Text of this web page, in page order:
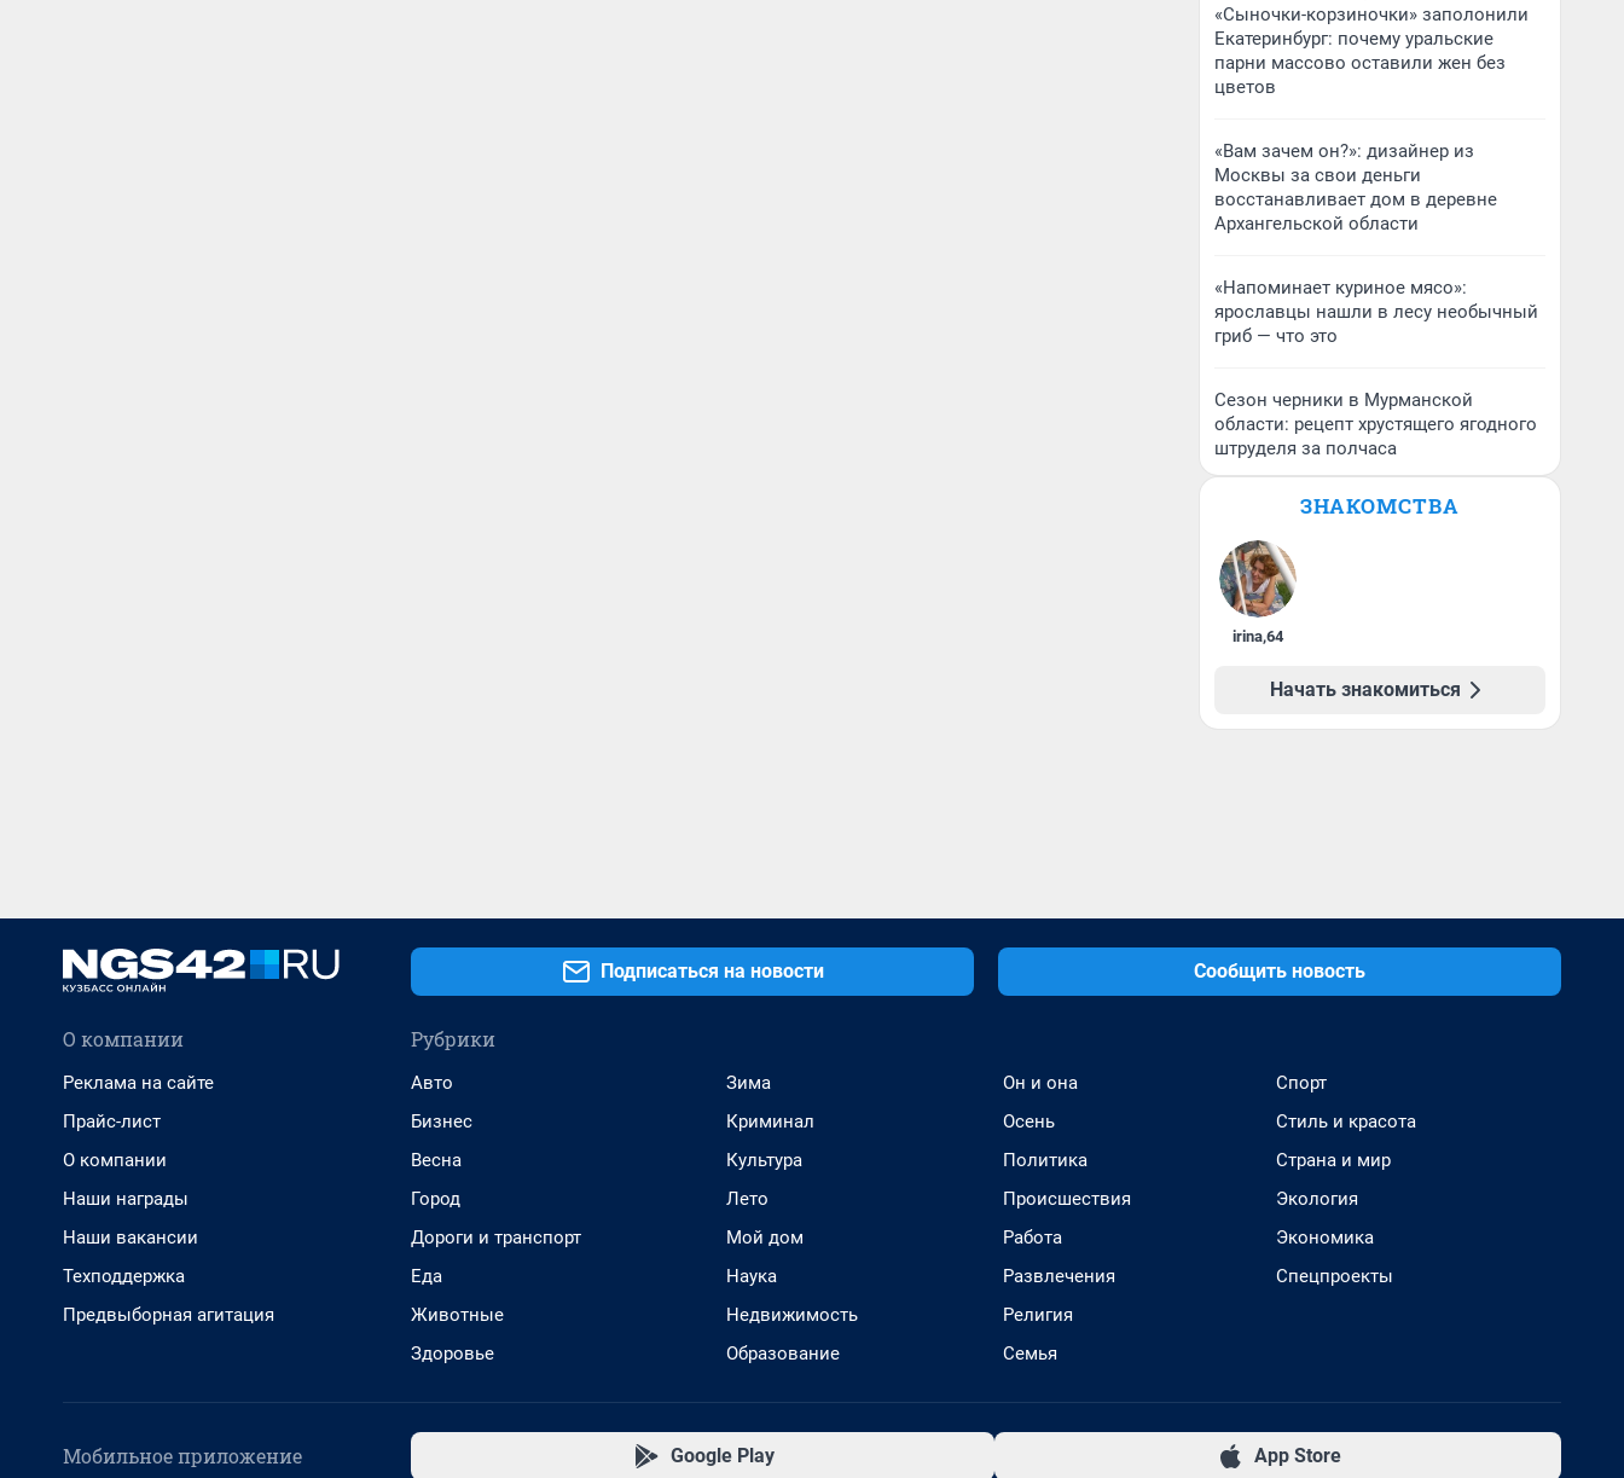
«Сыночки-корзиночки» заполонили
Екатеринбург: почему уральские
парни массово оставили жен без
цветов
«Вам зачем он?»: дизайнер из
Москвы за свои деньги
восстанавливает дом в деревне
Архангельской области
«Напоминает куриное мясо»:
ярославцы нашли в лесу необычный
гриб — что это
Сезон черники в Мурманской
области: рецепт хрустящего ягодного
штруделя за полчаса
ЗНАКОМСТВА
irina,64
Начать знакомиться
Подписаться на новости Сообщить новость
О компании
Реклама на сайте
Прайс-лист
О компании
Наши награды
Наши вакансии
Техподдержка
Предвыборная агитация
Рубрики
Авто
Бизнес
Весна
Город
Дороги и транспорт
Еда
Животные
Здоровье
Зима
Криминал
Культура
Лето
Мой дом
Наука
Недвижимость
Образование
Он и она
Осень
Политика
Происшествия
Работа
Развлечения
Религия
Семья
Спорт
Стиль и красота
Страна и мир
Экология
Экономика
Спецпроекты
Мобильное приложение Google Play App Store